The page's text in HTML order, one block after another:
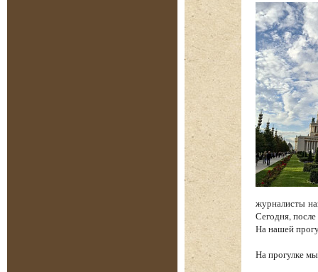
журналисты
Сегодня,
На нашей
На прогулке